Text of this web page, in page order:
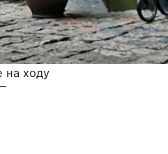
на ходу